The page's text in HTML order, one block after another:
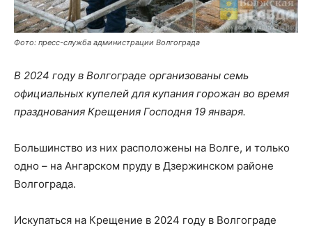
Фото: пресс-служба администрации Волгограда
В 2024 году в Волгограде организованы семь
официальных купелей для купания горожан во время
празднования Крещения Господня 19 января.
Большинство из них расположены на Волге, и только
одно – на Ангарском пруду в Дзержинском районе
Волгограда.
Искупаться на Крещение в 2024 году в Волгограде